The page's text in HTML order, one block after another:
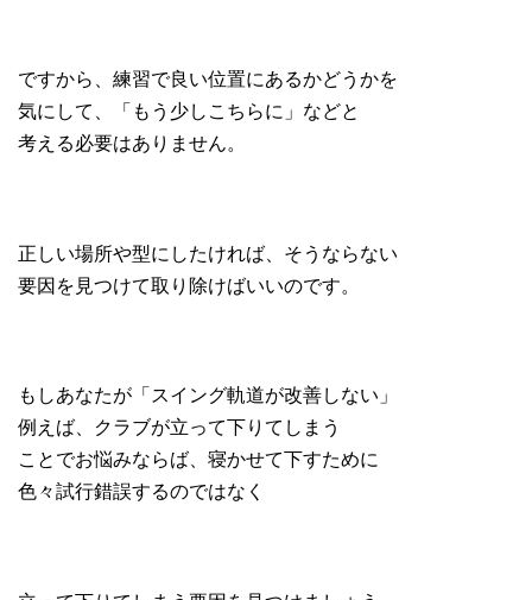
ですから、練習で良い位置にあるかどうかを
気にして、「もう少しこちらに」などと
考える必要はありません。
正しい場所や型にしたければ、そうならない
要因を見つけて取り除けばいいのです。
もしあなたが「スイング軌道が改善しない」
例えば、クラブが立って下りてしまう
ことでお悩みならば、寝かせて下すために
色々試行錯誤するのではなく